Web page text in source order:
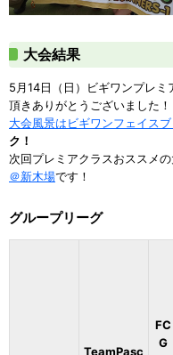
大会結果
5月14日（日）ビギワンプレ
頂きありがとうございました！
大会風景はビギワンフェイス
ク！
次回プレミアクラスおススメの
＠新木場です！
グループリーグ
TeamPasc
FC
G